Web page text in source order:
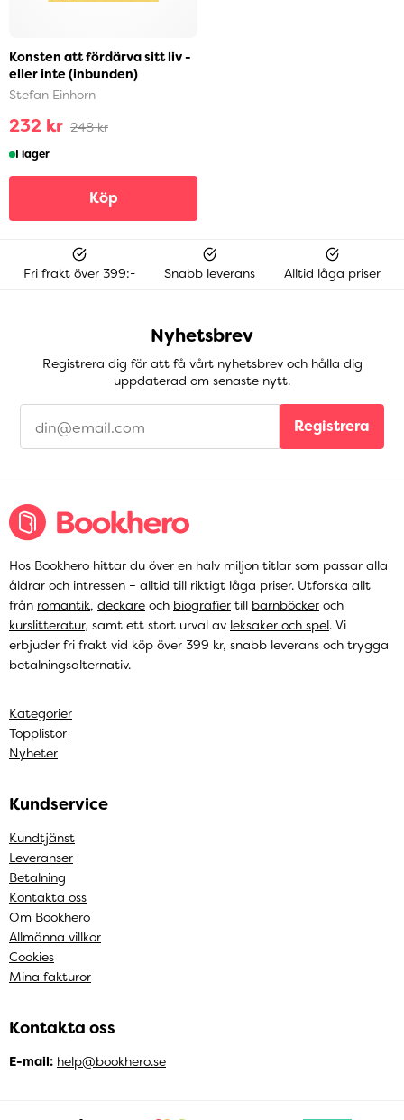
Konsten att fördärva sitt liv -
eller inte (inbunden)
Stefan Einhorn
232 kr 248 kr
I lager
Köp
Fri frakt över 399:- Snabb leverans Alltid låga priser
Nyhetsbrev
Registrera dig för att få vårt nyhetsbrev och hålla dig
uppdaterad om senaste nytt.
Registrera
Hos Bookhero hittar du över en halv miljon titlar som passar alla
åldrar och intressen – alltid till riktigt låga priser. Utforska allt
från romantik, deckare och biografier till barnböcker och
kurslitteratur, samt ett stort urval av leksaker och spel. Vi
erbjuder fri frakt vid köp över 399 kr, snabb leverans och trygga
betalningsalternativ.
Kategorier
Topplistor
Nyheter
Kundservice
Kundtjänst
Leveranser
Betalning
Kontakta oss
Om Bookhero
Allmänna villkor
Cookies
Mina fakturor
Kontakta oss
E-mail: help@bookhero.se